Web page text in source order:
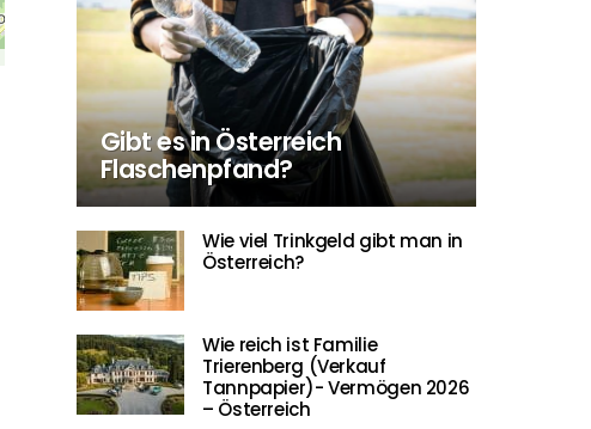
Gibt es in Österreich
Flaschenpfand?
Wie viel Trinkgeld gibt man in
Österreich?
Wie reich ist Familie
Trierenberg (Verkauf
Tannpapier)- Vermögen 2026
– Österreich